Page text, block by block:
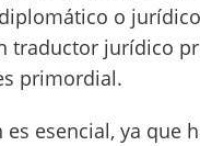
o
traductor jurídico
primordial.
es esencial, ya que